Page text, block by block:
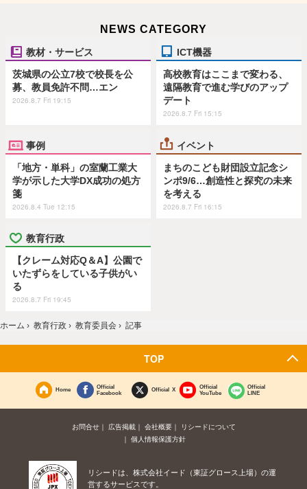
NEWS CATEGORY
教材・サービス
茨城県の公立7校で校長を公
募、教員免許不問…エン
2026.8.7 Fri 19:15
ICT機器
高校教育はここまで変わる、
遠隔教育で進む学びのアップ
デート
2026.8.7 Fri 15:15
事例
「地方・単科」の室蘭工業大
学が示した大学DX成功の処方
箋
2026.8.4 Tue 12:15
イベント
まちのこども財団設立記念シ
ンポ9/6…創造性と探究の未来
を考える
2026.8.7 Fri 16:15
教育行政
【クレーム対応Q＆A】公園で
いたずらをしている子供がい
る
2026.8.7 Fri 19:45
ホーム › 教育行政 › 教育委員会 › 記事
TOP
Home
Official
Facebook
Official X
Official
YouTube
Official
LINE
お問合せ 広告掲載 会社概要
リシードについて
個人情報保護方針
リシードは、株式会社イード（東証グロース上場）の運
営するサービスです。